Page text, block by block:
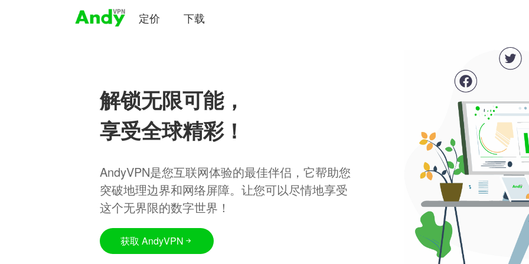
定价 下载
解锁无限可能，
享受全球精彩！
AndyVPN是您互联网体验的最佳伴侣，它帮助您
突破地理边界和网络屏障。让您可以尽情地享受
这个无界限的数字世界！
获取 AndyVPN